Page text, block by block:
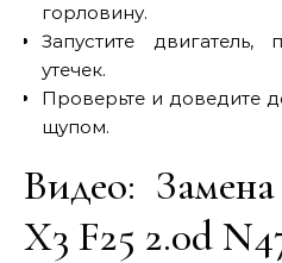
горловину.
Запустите двигатель,
утечек.
Проверьте и доведите
щупом.
Видео:
X3 F25 2.0d